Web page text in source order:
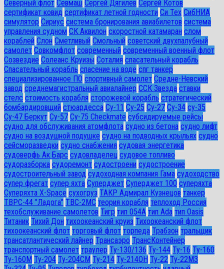
Северный флот Севмаш Сергей Дягилев Сергей Котов
сертификат ковид сертификат летной годности Си Тех СибНИА
симулятор Сириус система бронирования авиабилетов система
управления судном СК Аквилон скоростной катамаран слом
кораблей Слон Сметливый Смольный советский двухпалубный
самолет Совкомфлот современный современный военный флот
Созвездие Солеанс Круизы Соталия спасательный корабль
Спасательный корабль спасение на воде спг танкер
специализированное ПО спортивный самолет Средне-Невский
завод среднемагистральный авиалайнер ССК Звезда ставки
стелс стоимость корабля сторожевой корабль стратегический
бомбардировщий стюардесса Су-11 Су-25 Су-27 Су-34 су-35
Су-47 Беркут Су-57 Су-75 Checkmate субсидируемые рейсы
судно для обслуживания атомфлота судно из бетона судно лифт
судно на воздушной подушке судно на подводных крыльях судно
сейсморазведки судно снабжения судовая энергетика
судоверфь Ак Барс судовладелец судовое топливо
судоразборка судоремонт судостроени судостроение
судостроительный завод судоходная компания Гама судоходство
супер фрегат супер яхта Суперджет Суперджет 100 суперяхта
Суперяхта X-Space сухогруз ТАКР Адмирал Кузнецов танкер
ТВРС-44 "Ладога" ТВС-2МС теория корабля теплоход Россия
техобслуживание самолетов Тигр тип 054А тип Ada тип Oasis
Титаник Тихий Дон тихоокеанский круиз Тихоокеанский флот
тихоокеанский флот торговый флот торпеда Трабзон тральщик
трансатлантический лайнер Трансаэро ТрансКонтейнер
транспортный самолет траулер Ту-130/136 Ту-144 Ту-16 Ту-160
Ту-160М Ту-204 Ту-204СМ Ту-214 Ту-214ОН Ту-22 Ту-22М3